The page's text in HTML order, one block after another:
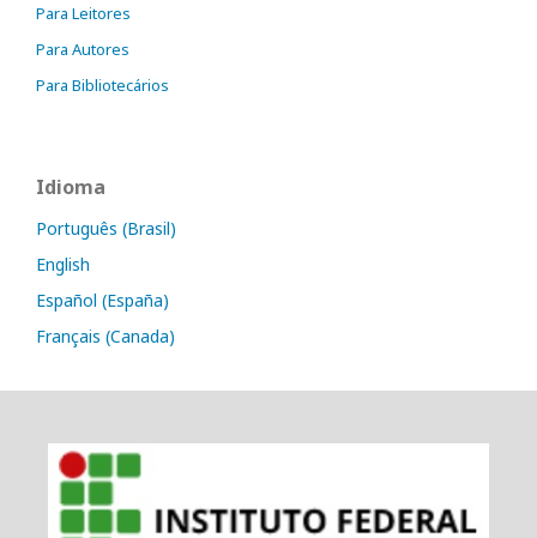
Para Leitores
Para Autores
Para Bibliotecários
Idioma
Português (Brasil)
English
Español (España)
Français (Canada)